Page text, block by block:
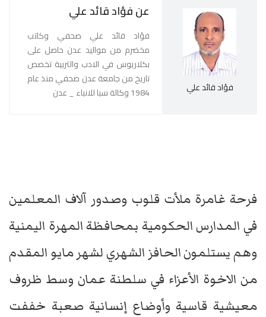
فؤاد قائد علي
عن فؤاد قائد علي
فؤاد قائد علي صحفي وكاتب
مخضرم من مواليد عدن حاصل على
بكلاريوس في الادب والتربية تخصص
تاريخ من جامعة عدن صحفي منذ عام
1984 وكالة سبا للانباء _ عدن
فرحة غامرة ملأت قلوب وصدور آلاف المعلمين
في المدارس الحكومية بمحافظة المهرة اليمنية
وهم يستلمون الحافز الشهري لشهر مايو المقدم
من الاخوة الأعزاء في سلطنة عمان وسط ظروف
معيشية قاسية وأوضاع إنسانية صعبة خففت